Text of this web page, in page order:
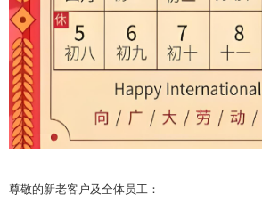
尊敬的新老客户及全体员工：